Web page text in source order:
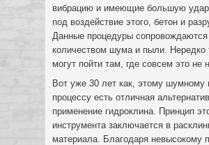
вибрацию и имеющие большую
под воздействие этого, бетон и
Данные процедуры
количеством шума и пыли.
могут пойти там, где совсем это не
Вот уже 30 лет как, этому шумному
процессу есть отличная
применение гидроклина. Принцип
инструмента заключается в
материала. Благодаря невысокому